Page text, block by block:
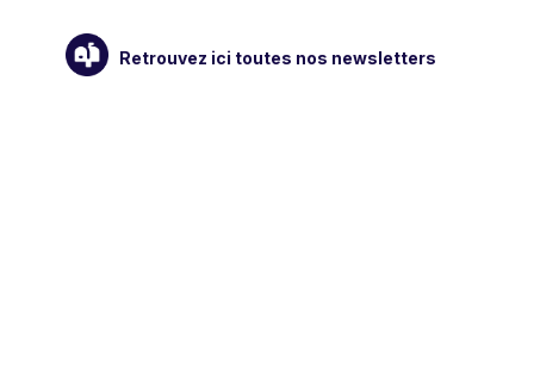
Retrouvez ici toutes nos newsletters